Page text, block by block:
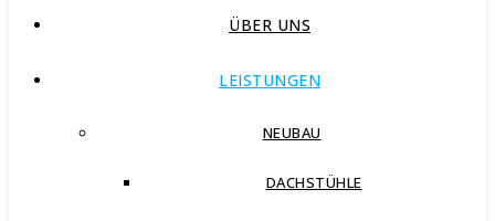
ÜBER UNS
LEISTUNGEN
NEUBAU
DACHSTÜHLE